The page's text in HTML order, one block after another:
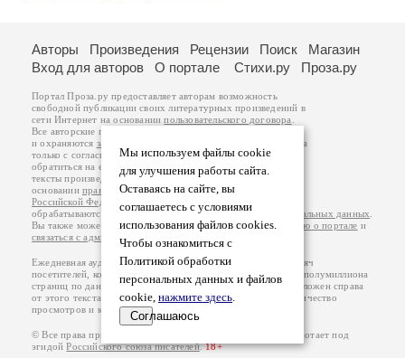
Мы используем файлы cookie
для улучшения работы сайта.
Оставаясь на сайте, вы
соглашаетесь с условиями
использования файлов cookies.
Чтобы ознакомиться с
Политикой обработки
персональных данных и файлов
cookie, нажмите здесь.
Соглашаюсь
Авторы Произведения Рецензии Поиск
Магазин
Вход для авторов
О портале Стихи.ру Проза.ру
Портал Проза.ру предоставляет авторам возможность
свободной публикации своих литературных произведений в
сети Интернет на основаниипользовательского договора
Все авторские права на произведения принадлежат авторам
и охраняются законом
. Перепечатка произведений возможна
только с согласия его автора, к которому вы можете
обратиться на его авторской странице. Ответственность за
тексты произведений авторы несут самостоятельно на
основанииправил публикацииизаконодательства
Российской Федерации
обрабатываются на основанииПолитики обработки персональных данных
Вы также можете посмотреть более подробнуюинформацию о портале и
связаться с администрацией
Ежедневная аудитория портала Проза.ру – порядка 100 тысяч
посетителей, которые в общей сумме просматривают более полумиллиона
страниц по данным счетчика посещаемости, который расположен справа
от этого текста. В каждой графе указано по две цифры: количество
просмотров и количество посетителей.
© Все права принадлежат авторам, 2000-2026. Портал работает под
эгидойРоссийского союза писателей.18+